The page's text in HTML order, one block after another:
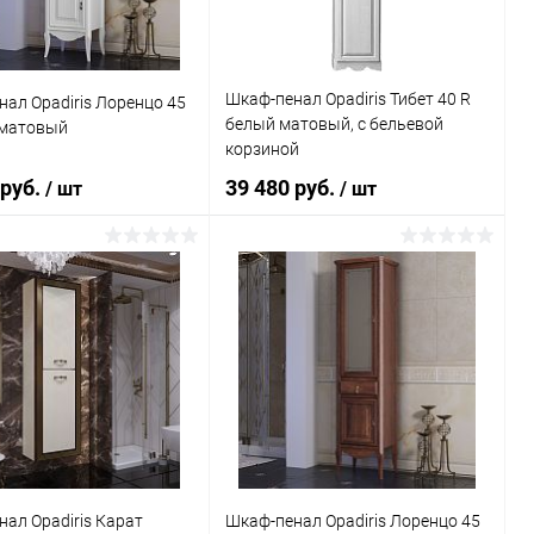
Opadiris Лоренцо 45
/ шт
В корзину
в 1 клик Сравнение
Под заказ
Шкаф-пенал Opadiris Тибет 40 R
белый матовый, с бельевой
корзиной
39 480 руб./ шт
Купить в 1 клик
В избранное Под заказ
Opadiris Карат Шкаф-пенал Opadiris Лоренцо 45